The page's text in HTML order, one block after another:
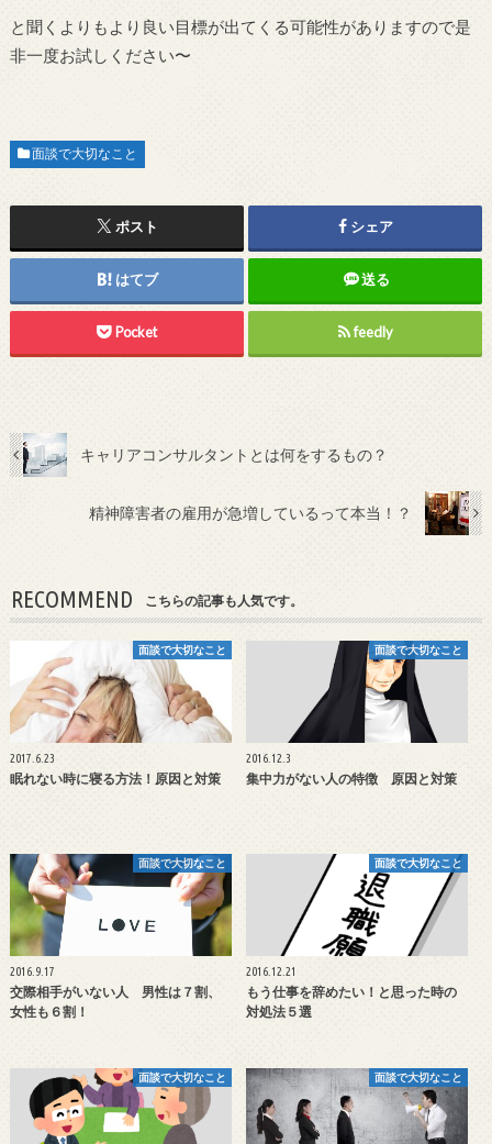
と聞くよりもより良い目標が出てくる可能性がありますので是
非一度お試しください〜
面談で大切なこと
ポスト シェア
はてブ 送る
Pocket feedly
キャリアコンサルタントとは何をするもの？
精神障害者の雇用が急増しているって本当！？
RECOMMEND こちらの記事も人気です。
面談で大切なこと
2017.6.23
眠れない時に寝る方法！原因と対策
面談で大切なこと
2016.12.3
集中力がない人の特徴 原因と対策
面談で大切なこと
2016.9.17
交際相手がいない人 男性は７割、
女性も６割！
面談で大切なこと
2016.12.21
もう仕事を辞めたい！と思った時の
対処法５選
面談で大切なこと 面談で大切なこと